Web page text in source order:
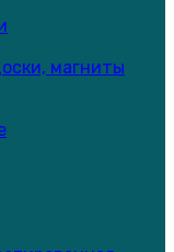
магниты